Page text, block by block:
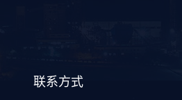
联系方式